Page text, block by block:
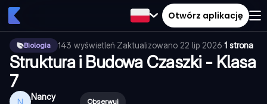
Otwórz aplikację
Biologia 143 wyświetleń·Zaktualizowano 22 lip 2026·1 strona
Struktura i Budowa Czaszki - Klasa
7
N Nancy Obserwuj